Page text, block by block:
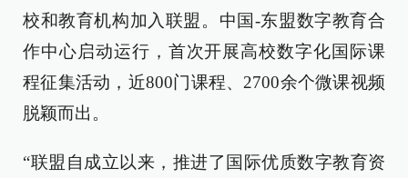
校和教育机构加入联盟。中国-东盟数字教育合
作中心启动运行，首次开展高校数字化国际课
程征集活动，近800门课程、2700余个微课视频
脱颖而出。
“联盟自成立以来，推进了国际优质数字教育资